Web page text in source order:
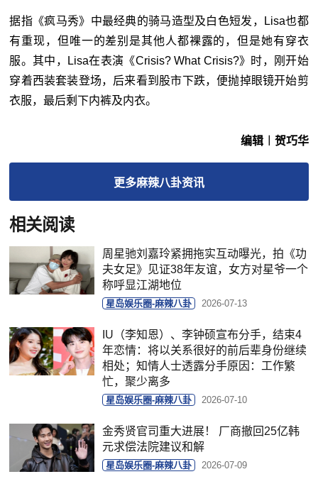
据指《疯马秀》中最经典的骑马造型及白色短发，Lisa也都
有重现，但唯一的差别是其他人都裸露的，但是她有穿衣
服。其中，Lisa在表演《Crisis? What Crisis?》时，刚开始
穿着西装套装登场，后来看到股市下跌，便抛掉眼镜开始剪
衣服，最后剩下内裤及内衣。
编辑︱贺巧华
更多麻辣八卦资讯
相关阅读
周星驰刘嘉玲紧拥拖实互动曝光，拍《功
夫女足》见证38年友谊，女方对星爷一个
称呼显江湖地位
星岛娱乐圈-麻辣八卦 2026-07-13
IU（李知恩）、李钟硕宣布分手，结束4
年恋情：将以关系很好的前后辈身份继续
相处；知情人士透露分手原因：工作繁
忙，聚少离多
星岛娱乐圈-麻辣八卦 2026-07-10
金秀贤官司重大进展！ 厂商撤回25亿韩
元求偿法院建议和解
星岛娱乐圈-麻辣八卦 2026-07-09